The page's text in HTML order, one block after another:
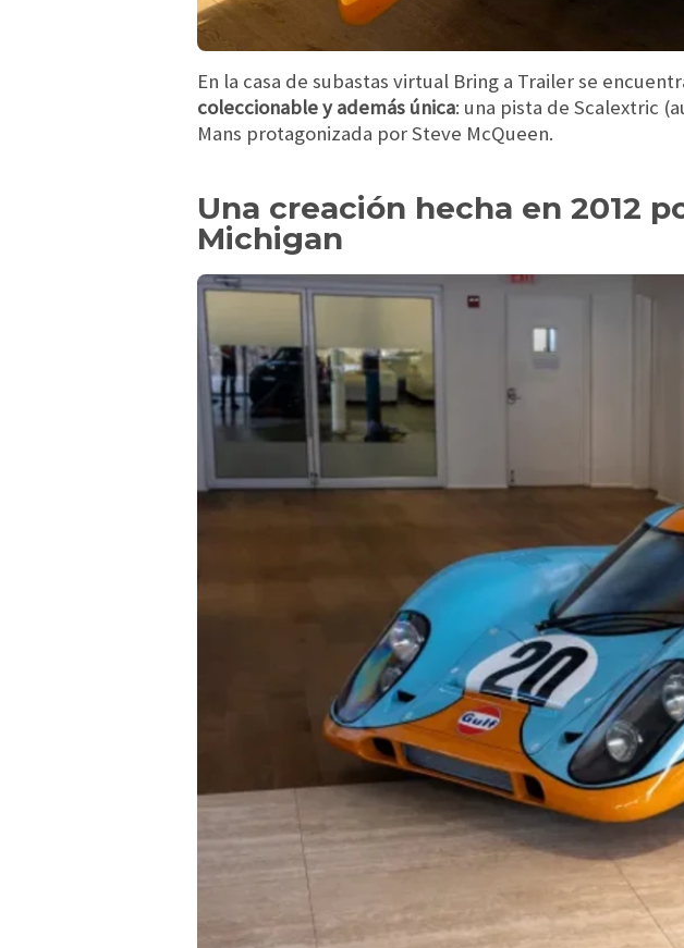
En la casa de subastas virtual Bring a Trailer se
coleccionable y además única: una pista de Scalextric
Mans protagonizada por Steve McQueen.
Una creación hecha en 2012
Michigan